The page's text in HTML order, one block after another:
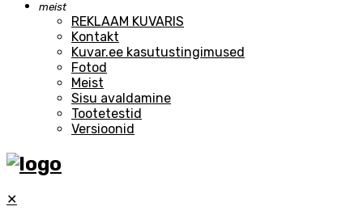
meist
REKLAAM KUVARIS
Kontakt
Kuvar.ee kasutustingimused
Fotod
Meist
Sisu avaldamine
Tootetestid
Versioonid
✕